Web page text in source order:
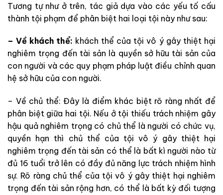
Tương tự như ở trên, tác giả dựa vào các yếu tố cấu
thành tội phạm để phân biệt hai loại tội này như sau:
– Về khách thể: khách thể của tội vô ý gây thiệt hại
nghiêm trọng đến tài sản là quyền sở hữu tài sản của
con người và các quy phạm pháp luật điều chỉnh quan
hệ sở hữu của con người.
– Về chủ thể: Đây là điểm khác biệt rõ ràng nhất để
phân biệt giữa hai tội. Nếu ở tội thiếu trách nhiệm gây
hậu quả nghiêm trọng có chủ thể là người có chức vụ,
quyền hạn thì chủ thể của tội vô ý gây thiệt hại
nghiêm trọng đến tài sản có thể là bất kì người nào từ
đủ 16 tuổi trở lên có đầy đủ năng lực trách nhiệm hình
sự. Rõ ràng chủ thể của tội vô ý gây thiệt hại nghiêm
trọng đến tài sản rộng hơn, có thể là bất kỳ đối tượng